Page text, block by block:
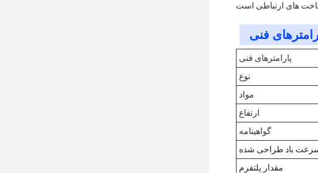
پارامترهای فنی
نوع
مواد
ارتفاع
گواهینامه
سرعت باد طراحی شده
مقدار پلتفرم